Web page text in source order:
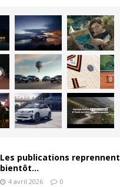
Les publications reprennent
bientôt…
4 avril 2026 0